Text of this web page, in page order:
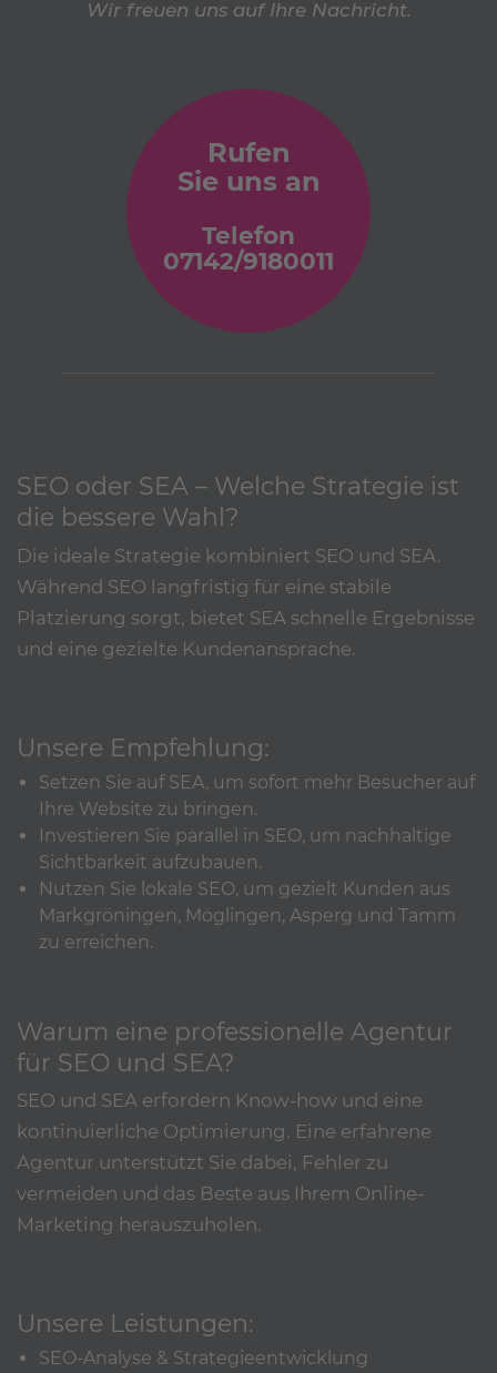
Wir freuen uns auf Ihre Nachricht.
Rufen
Sie uns an
Telefon
07142/9180011
SEO oder SEA – Welche Strategie ist
die bessere Wahl?
Die ideale Strategie kombiniert SEO und SEA.
Während SEO langfristig für eine stabile
Platzierung sorgt, bietet SEA schnelle Ergebnisse
und eine gezielte Kundenansprache.
Unsere Empfehlung:
Setzen Sie auf SEA, um sofort mehr Besucher auf
Ihre Website zu bringen.
Investieren Sie parallel in SEO, um nachhaltige
Sichtbarkeit aufzubauen.
Nutzen Sie lokale SEO, um gezielt Kunden aus
Markgröningen, Möglingen, Asperg und Tamm
zu erreichen.
Warum eine professionelle Agentur
für SEO und SEA?
SEO und SEA erfordern Know-how und eine
kontinuierliche Optimierung. Eine erfahrene
Agentur unterstützt Sie dabei, Fehler zu
vermeiden und das Beste aus Ihrem Online-
Marketing herauszuholen.
Unsere Leistungen:
SEO-Analyse & Strategieentwicklung